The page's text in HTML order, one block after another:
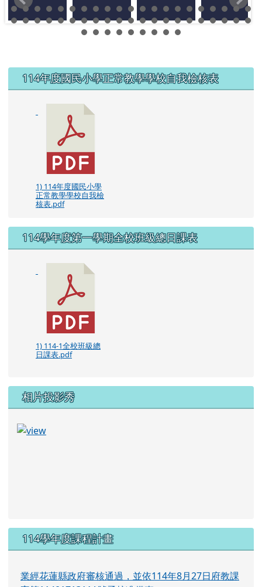
左邊區域內容
114年度國民小學正常教學學校自我檢核表
1) 114年度國民小學
正常教學學校自我檢
核表.pdf
114學年度第一學期全校班級總日課表
1) 114-1全校班級總
日課表.pdf
相片投影秀
114學年度課程計畫
業經花蓮縣政府審核通過，並依114年8月27日府教課